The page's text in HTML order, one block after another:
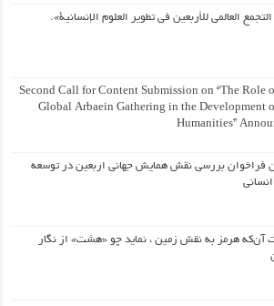
العالمي للأربعين في تطوير العلوم الإنسانية».
Second Call for Content Submission on “The Role
Global Arbaein Gathering in the Development
Humanities”
فراخوان بررسی نقش همایش جهانی اربعین در توسعه
آن‌که هرمز به نقش زمین ، نماید چو «هشت» از نگار